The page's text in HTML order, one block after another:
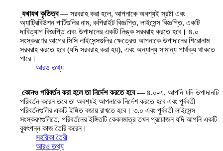
যথাযথ কৃতিত্ব— সরবরাহ করা হলে, আপনাকে অবশ্যই স্রষ্টা এবং
অ্যাট্রিবিউশন পার্টিগুলির নাম, কপিরাইট বিজ্ঞপ্তি, লাইসেন্স বিজ্ঞপ্তি, একটি
দাবিত্যাগ বিজ্ঞপ্তি এবং উপাদানের একটি লিঙ্ক সরবরাহ করতে হবে। ৪.০
সংস্করণের আগের সিসি লাইসেন্সগুলির ক্ষেত্রেও আপনাকে উপাদানের শিরোনাম
সরবরাহ করতে হবে (যদি সরবরাহ করা হয়), এবং অন্যান্য সামান্য পার্থক্য থাকতে
পারে।
আরও তথ্য
কোনও পরিবর্তন করা হলে তা নির্দেশ করতে হবে— ৪.০-এ, আপনি যদি উপাদানটি
পরিবর্তন করেন তবে তা অবশ্যই আপনাকে নির্দেশ করতে হবে এবং পূর্ববর্তী
পরিবর্তনগুলির একটি ইঙ্গিত বজায় রাখতে হবে। ৩.০ এবং পূর্ববর্তী লাইসেন্স
সংস্করণগুলিতে, পরিবর্তনের ইঙ্গিতটি কেবলমাত্র তখন প্রয়োজন যদি আপনি একটি
ব্যুৎপন্ন কাজ তৈরি করেন।
সহয়িকা তৈরী
আরও তথ্য